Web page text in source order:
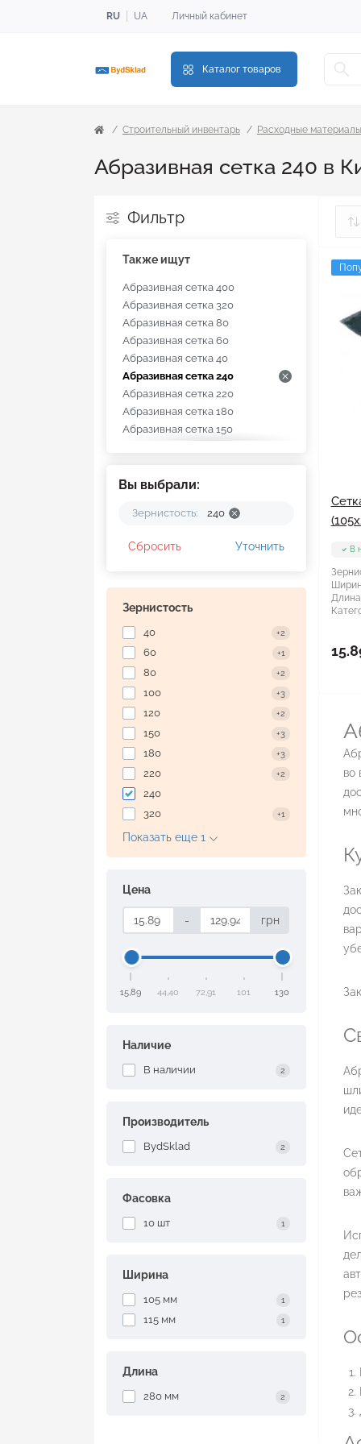
RU UA Личный кабинет
Каталог товаров
Строительный инвентарь Расходные материалы
Абразивная сетка 240 в
Фильтр
Также ищут
Абразивная сетка 400
Абразивная сетка 320
Абразивная сетка 80
Абразивная сетка 60
Абразивная сетка 40
Абразивная сетка 240
Абразивная сетка 220
Абразивная сетка 180
Абразивная сетка 150
Сетка абразивная WERK
Вы выбрали:
Зернистость: 240
Сбросить Уточнить
Зернистость
40 +2
60 +1
80 +2
100 +3
120 +2
150 +3
180 +3
220 +2
240
320
+1
Показать еще 1
Цена
- грн
15,89 44,40 72,91 101 130
Наличие
В наличии 2
Производитель
BydSklad 2
Фасовка
10 шт 1
Ширина
105 мм 1
115 мм 1
Длина
280 мм 2
В
во